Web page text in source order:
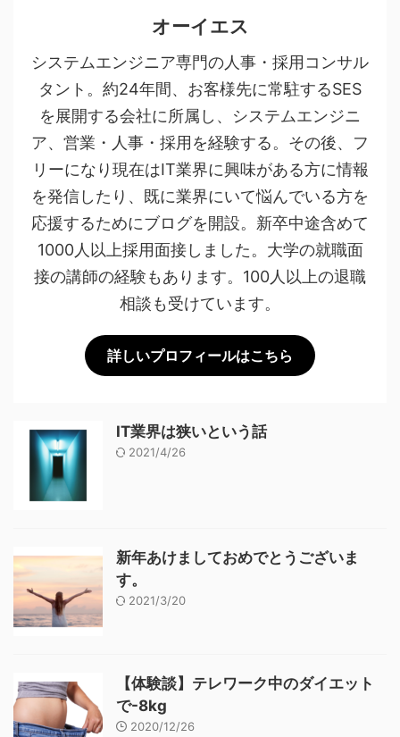
オーイエス
システムエンジニア専門の人事・採用コンサル
タント。約24年間、お客様先に常駐するSES
を展開する会社に所属し、システムエンジニ
ア、営業・人事・採用を経験する。その後、フ
リーになり現在はIT業界に興味がある方に情報
を発信したり、既に業界にいて悩んでいる方を
応援するためにブログを開設。新卒中途含めて
1000人以上採用面接しました。大学の就職面
接の講師の経験もあります。100人以上の退職
相談も受けています。
詳しいプロフィールはこちら
IT業界は狭いという話
2021/4/26
新年あけましておめでとうございま
す。
2021/3/20
【体験談】テレワーク中のダイエット
で-8kg
2020/12/26